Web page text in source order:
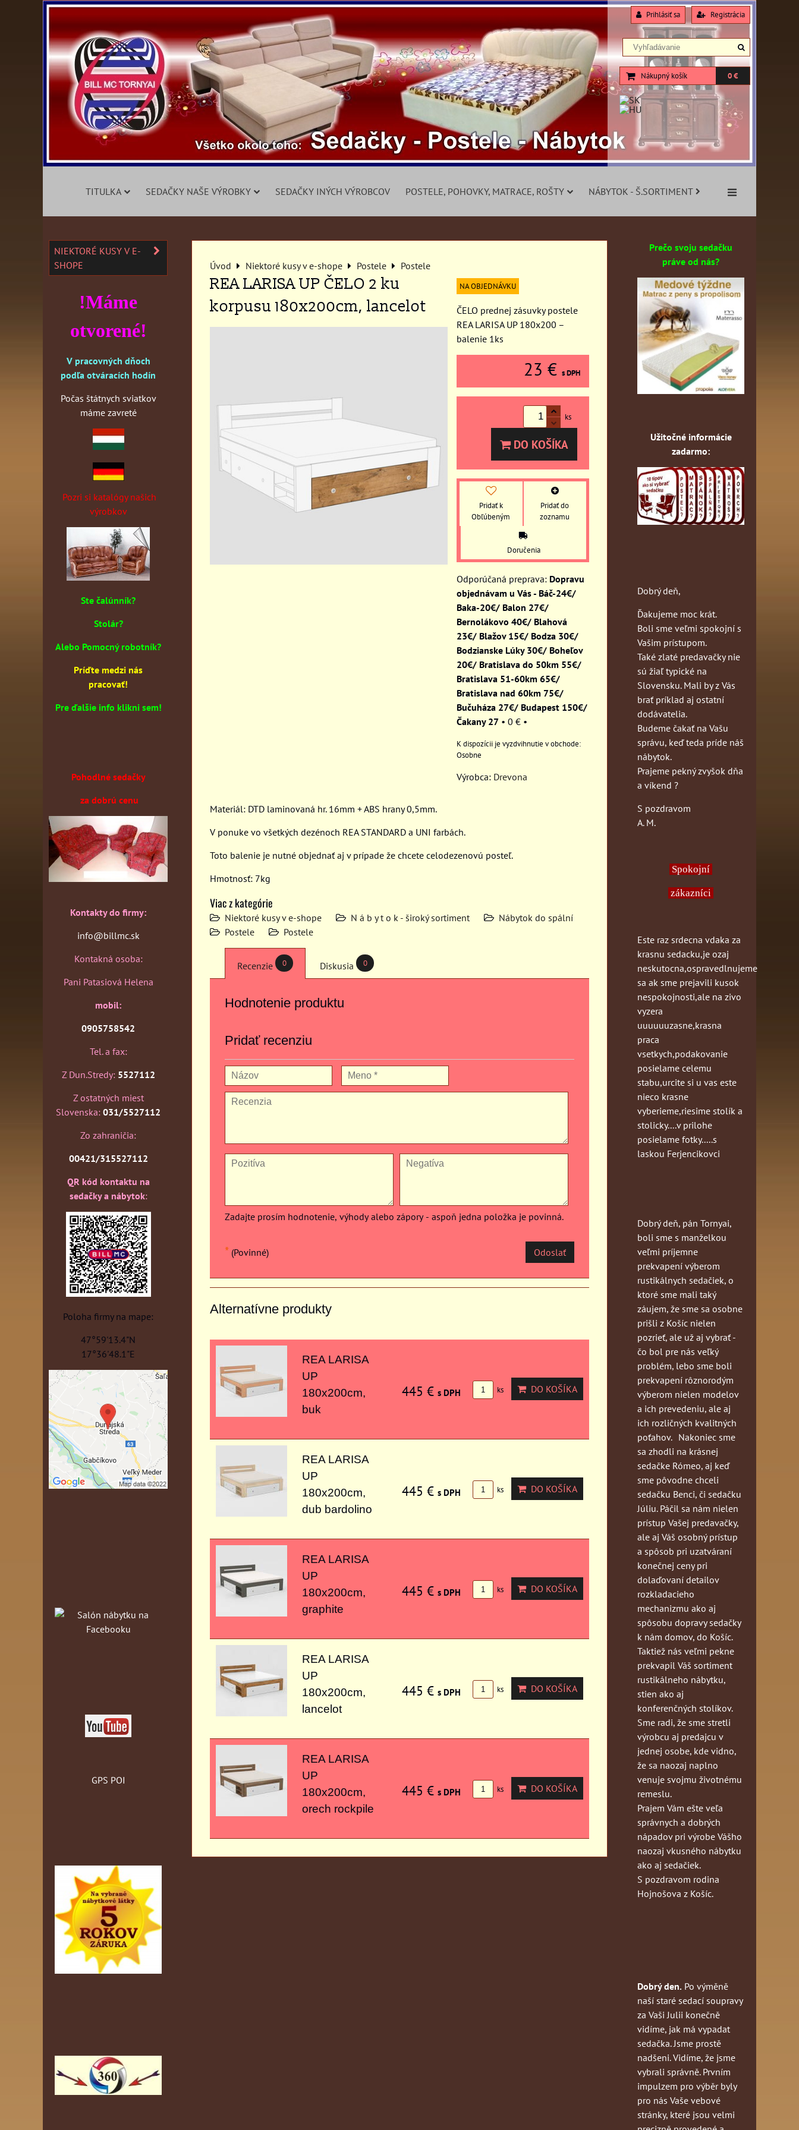
Prihlásiť sa Registrácia
Nákupný košík 0 €
TITULKA SEDAČKY NAŠE VÝROBKY SEDAČKY INÝCH VÝROBCOV POSTELE, POHOVKY, MATRACE, ROŠTY NÁBYTOK - Š.SORTIMENT
Úvod Niektoré kusy v e-shope Postele Postele
REA LARISA UP ČELO 2 ku
korpusu 180x200cm, lancelot
NA OBJEDNÁVKU
ČELO prednej zásuvky postele
REA LARISA UP 180x200 –
balenie 1ks
23 € s DPH
ks
DO KOŠÍKA
Pridať k
Obľúbeným
Pridať do
zoznamu
Doručenia
Dopravu
objednávam u Vás - Báč-24€/
Baka-20€/ Balon 27€/
Bernolákovo 40€/ Blahová
23€/ Blažov 15€/ Bodza 30€/
Bodzianske Lúky 30€/ Boheľov
20€/ Bratislava do 50km 55€/
Bratislava 51-60km 65€/
Bratislava nad 60km 75€/
Bučuháza 27€/ Budapest 150€/
Čakany 27 • 0 € •
Osobne
Výrobca: Drevona
Materiál: DTD laminovaná hr. 16mm + ABS hrany 0,5mm.
V ponuke vo všetkých dezénoch REA STANDARD a UNI farbách.
Toto balenie je nutné objednať aj v prípade že chcete celodezenovú posteľ.
Hmotnosť: 7kg
Viac z kategórie
Niektoré kusy v e-shope N á b y t o k - široký sortiment
Nábytok do spální
Postele
Postele
Recenzie 0 Diskusia 0
Hodnotenie produktu
Pridať recenziu
Zadajte prosím hodnotenie, výhody alebo zápory - aspoň jedna položka je povinná.
* (Povinné) Odoslať
Alternatívne produkty
REA LARISA
UP
180x200cm,
buk
445 € s DPH ks DO KOŠÍKA
REA LARISA
UP
180x200cm,
dub bardolino
445 € s DPH ks DO KOŠÍKA
REA LARISA
UP
180x200cm,
graphite
445 € s DPH ks DO KOŠÍKA
REA LARISA
UP
180x200cm,
lancelot
445 € s DPH ks DO KOŠÍKA
REA LARISA
UP
180x200cm,
orech rockpile
445 € s DPH ks DO KOŠÍKA
NIEKTORÉ KUSY V E-
SHOPE
!Máme
otvorené!
V pracovných dňoch
podľa otváracích hodín
Počas štátnych sviatkov
máme zavreté
Pozri si katalógy našich
výrobkov
Ste čalúnník?
Stolár?
Alebo Pomocný robotník?
Príďte medzi nás
pracovať!
Pre ďalšie info klikni sem!
Pohodlné sedačky
za dobrú cenu
Kontakty do firmy:
info@billmc.sk
Kontakná osoba:
Pani Patasiová Helena
mobil:
0905758542
Tel. a fax:
Z Dun.Stredy: 5527112
Z ostatných miest
Slovenska: 031/5527112
Zo zahraničia:
00421/315527112
QR kód kontaktu na
sedačky a nábytok:
Poloha firmy na mape:
47°59'13.4"N
17°36'48.1"E
GPS POI
Prečo svoju sedačku
práve od nás?
Užitočné informácie
zadarmo:
Dobrý deň,
Ďakujeme moc krát.
Boli sme veľmi spokojní s
Vašim prístupom.
Také zlaté predavačky nie
sú žiaľ typické na
Slovensku. Mali by z Vás
brať príklad aj ostatní
dodávatelia.
Budeme čakať na Vašu
správu, keď teda príde náš
nábytok.
Prajeme pekný zvyšok dňa
a víkend ?
S pozdravom
A. M.
Spokojní
zákazníci
Este raz srdecna vdaka za
krasnu sedacku,je ozaj
neskutocna,ospravedlnujeme
sa ak sme prejavili kusok
nespokojnosti,ale na zivo
vyzera
uuuuuuzasne,krasna
praca
vsetkych,podakovanie
posielame celemu
stabu,urcite si u vas este
nieco krasne
vyberieme,riesime stolík a
stolicky....v prilohe
posielame fotky.....s
laskou Ferjencikovci
Dobrý deň, pán Tornyai,
boli sme s manželkou
veľmi príjemne
prekvapení výberom
rustikálnych sedačiek, o
ktoré sme mali taký
záujem, že sme sa osobne
prišli z Košíc nielen
pozrieť, ale už aj vybrať -
čo bol pre nás veľký
problém, lebo sme boli
prekvapení rôznorodým
výberom nielen modelov
a ich prevedeniu, ale aj
ich rozličných kvalitných
poťahov. Nakoniec sme
sa zhodli na krásnej
sedačke Rómeo, aj keď
sme pôvodne chceli
sedačku Benci, či sedačku
Júliu. Páčil sa nám nielen
prístup Vašej predavačky,
ale aj Váš osobný prístup
a spôsob pri uzatváraní
konečnej ceny pri
dolaďovaní detailov
rozkladacieho
mechanizmu ako aj
spôsobu dopravy sedačky
k nám domov, do Košíc.
Taktiež nás veľmi pekne
prekvapil Váš sortiment
rustikálneho nábytku,
stien ako aj
konferenčných stolíkov.
Sme radi, že sme stretli
výrobcu aj predajcu v
jednej osobe, kde vidno,
že sa naozaj naplno
venuje svojmu životnému
remeslu.
Prajem Vám ešte veľa
správnych a dobrých
nápadov pri výrobe Vášho
naozaj vkusného nábytku
ako aj sedačiek.
S pozdravom rodina
Hojnošova z Košíc.
Dobrý den. Po výměně
naší staré sedací soupravy
za Vaši Julii konečně
vidíme, jak má vypadat
sedačka. Jsme prostě
nadšeni. Vidíme, že jsme
vybrali správně. Prvním
impulzem pro výběr byly
pro nás Vaše vebové
stránky, které jsou velmi